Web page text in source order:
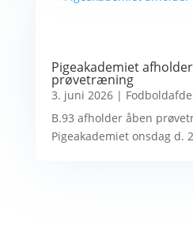
Pigeakademiet
prøvetræning
3. juni 2026|
B.93 afholder åben
Pigeakademiet onsdag d.